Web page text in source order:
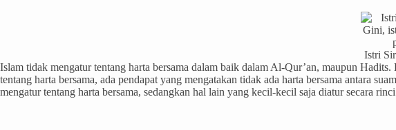
Istri
Islam tidak mengatur tentang harta bersama dalam baik dalam Al-Qur’an, maupun
tentang harta bersama, ada pendapat yang mengatakan tidak ada harta bersama antara
mengatur tentang harta bersama, sedangkan hal lain yang kecil-kecil saja diatur secara